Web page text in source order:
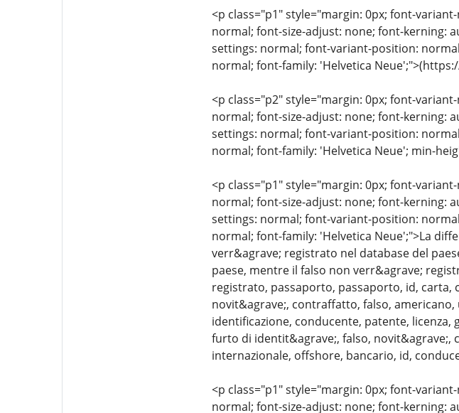
<p class="p1" style="margin: 0px; font-
normal; font-size-adjust: none; font-kerning:
settings: normal; font-variant-position:
normal; font-family: 'Helvetica
<p class="p2" style="margin: 0px; font-
normal; font-size-adjust: none; font-kerning:
settings: normal; font-variant-position:
normal; font-family: 'Helvetica Neue'; min-
<p class="p1" style="margin: 0px; font-
normal; font-size-adjust: none; font-kerning:
settings: normal; font-variant-position:
normal; font-family: 'Helvetica Neue';">La
verr&agrave; registrato nel database del
paese, mentre il falso non verr&agrave;
registrato, passaporto, passaporto, id, carta,
novit&agrave;, contraffatto, falso,
identificazione, conducente, patente, licenza,
furto di identit&agrave;, falso,
internazionale, offshore, bancario, id,
<p class="p1" style="margin: 0px; font-
normal; font-size-adjust: none; font-kerning: